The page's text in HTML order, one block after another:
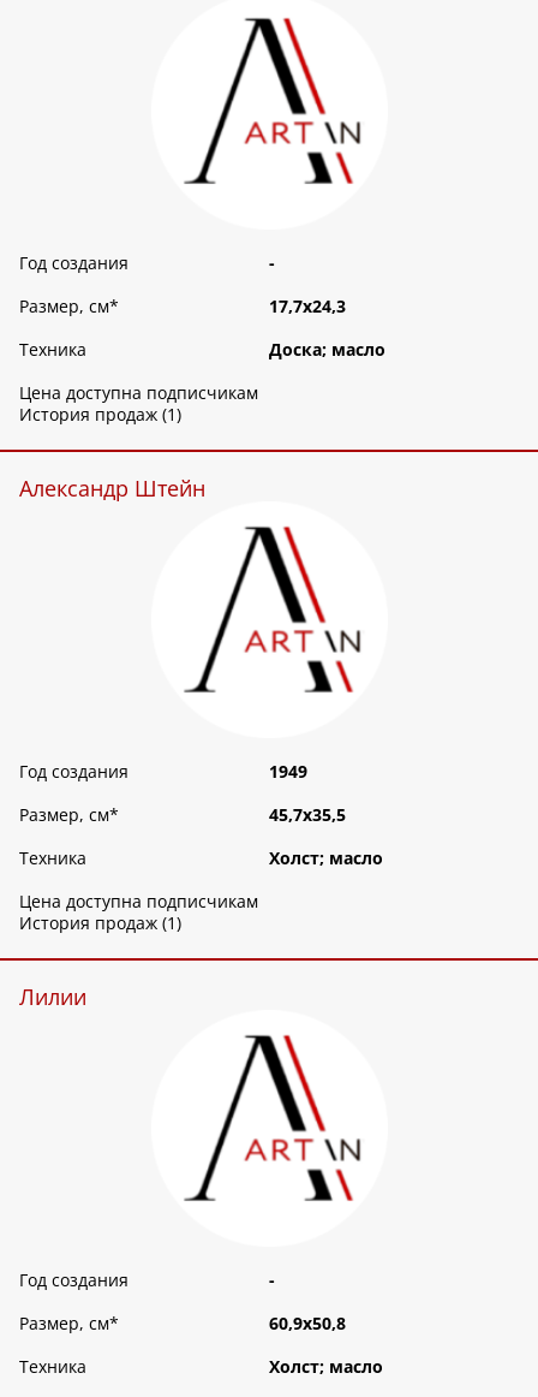
Год создания
-
Размер, см*
17,7х24,3
Техника
Доска; масло
Цена доступна подписчикам
История продаж (1)
Александр Штейн
Год создания
1949
Размер, см*
45,7х35,5
Техника
Холст; масло
Цена доступна подписчикам
История продаж (1)
Лилии
Год создания
-
Размер, см*
60,9х50,8
Техника
Холст; масло